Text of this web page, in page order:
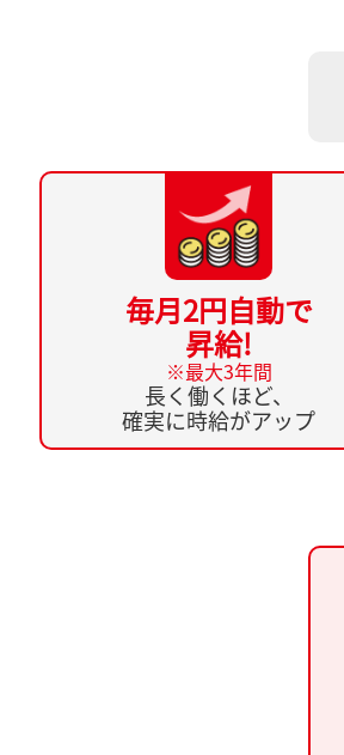
毎月2円自動で
昇給!
※最大3年間
長く働くほど、
確実に時給がアップ